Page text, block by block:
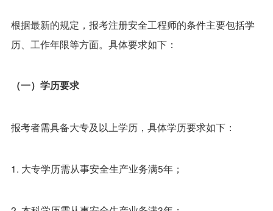
根据最新的规定，报考注册安全工程师的条件主要包括学
历、工作年限等方面。具体要求如下：
（一）学历要求
报考者需具备大专及以上学历，具体学历要求如下：
1. 大专学历需从事安全生产业务满5年；